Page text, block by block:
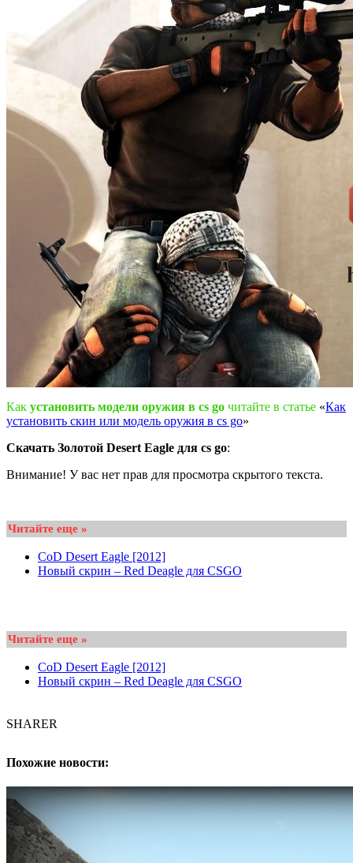
Как установить модели оружия в cs go читайте в статье «Как
установить скин или модель оружия в cs go»
Скачать Золотой Desert Eagle для cs go:
Внимание! У вас нет прав для просмотра скрытого текста.
Читайте еще »
CoD Desert Eagle [2012]
Новый скрин – Red Deagle для CSGO
Читайте еще »
CoD Desert Eagle [2012]
Новый скрин – Red Deagle для CSGO
SHARER
Похожие новости: